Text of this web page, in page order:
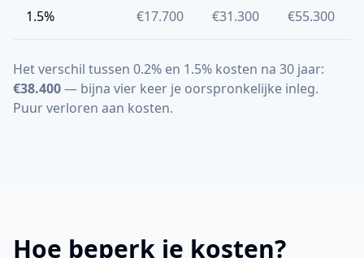
1.5% €17.700 €31.300 €55.300
Het verschil tussen 0.2% en 1.5% kosten na 30 jaar:
€38.400— bijna vier keer je oorspronkelijke inleg.
Puur verloren aan kosten.
Hoe beperk je kosten?